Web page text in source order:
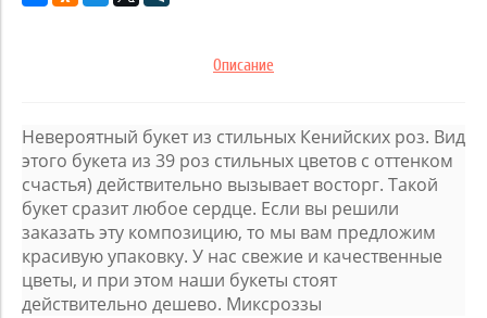
Описание
Невероятный букет из стильных Кенийских роз. Вид
этого букета из 39 роз стильных цветов с оттенком
счастья) действительно вызывает восторг. Такой
букет сразит любое сердце. Если вы решили
заказать эту композицию, то мы вам предложим
красивую упаковку. У нас свежие и качественные
цветы, и при этом наши букеты стоят
действительно дешево. Миксроззы